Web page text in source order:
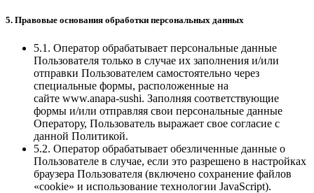
5. Правовые основания обработки персональных данных
5.1. Оператор обрабатывает персональные данные
Пользователя только в случае их заполнения и/или
отправки Пользователем самостоятельно через
специальные формы, расположенные на
сайте www.anapa-sushi. Заполняя соответствующие
формы и/или отправляя свои персональные данные
Оператору, Пользователь выражает свое согласие с
данной Политикой.
5.2. Оператор обрабатывает обезличенные данные о
Пользователе в случае, если это разрешено в настройках
браузера Пользователя (включено сохранение файлов
«cookie» и использование технологии JavaScript).